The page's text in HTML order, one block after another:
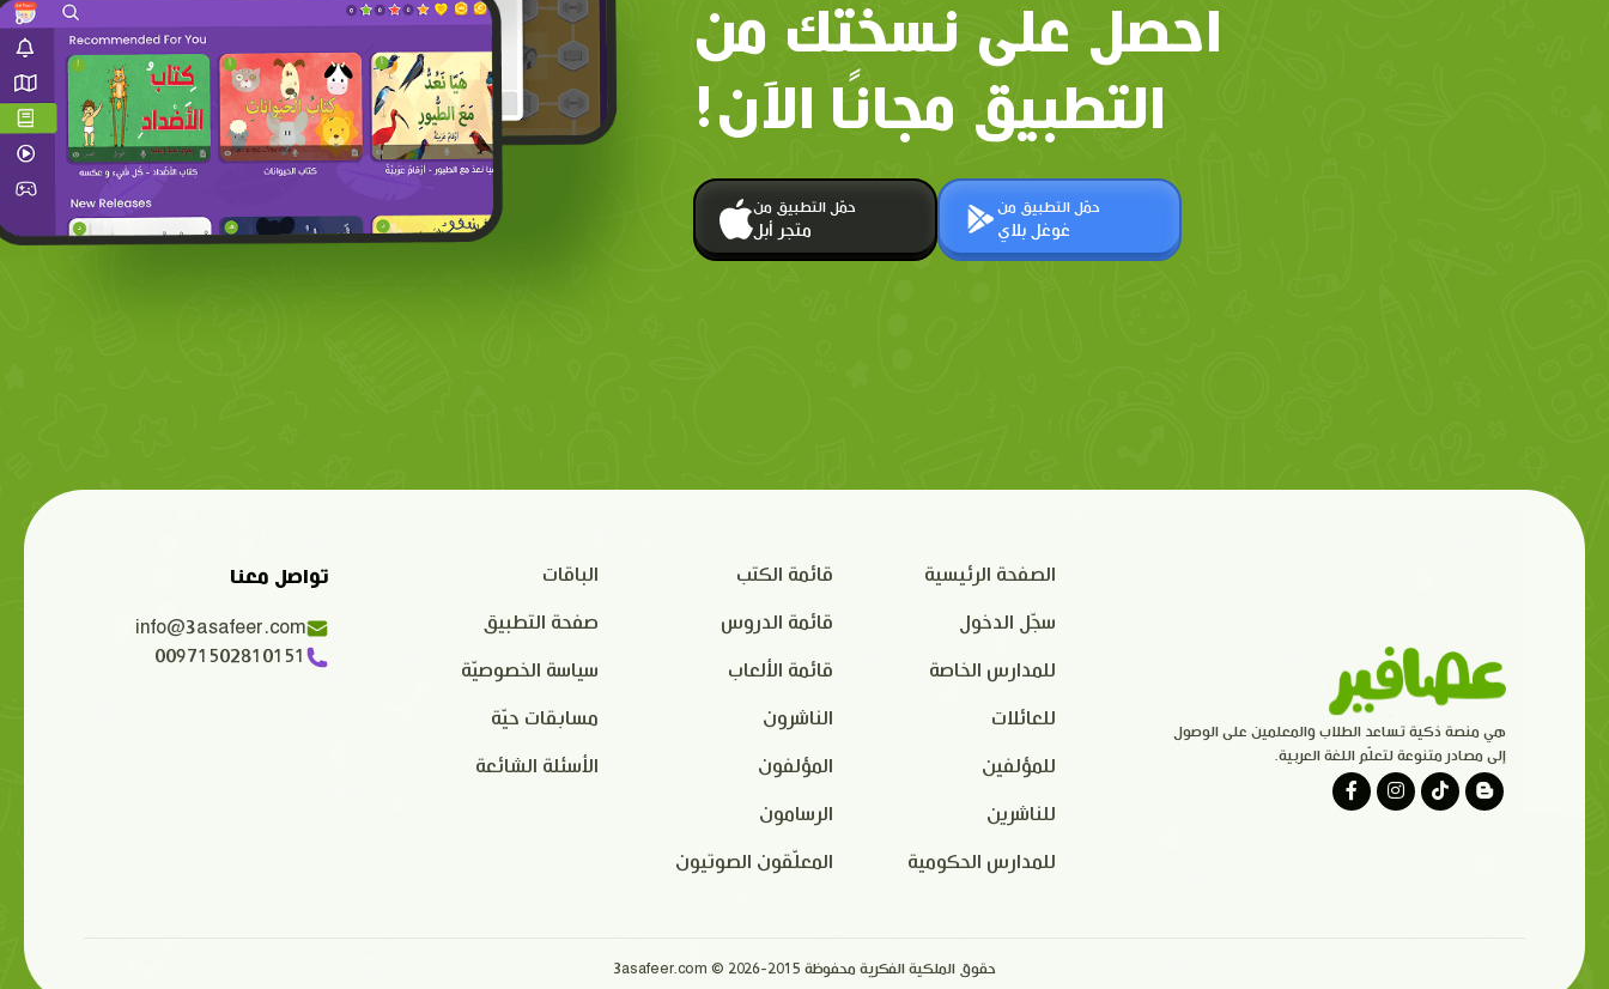
احصل على نسختك من
التطبيق مجانًا الآن!
حمّل التطبيق من
متجر أبل
حمّل التطبيق من
غوغل بلاي
هي منصة ذكية تساعد الطلاب والمعلمين على الوصول
إلى مصادر متنوعة لتعلّم اللغة العربية.
الصفحة الرئيسية
سجّل الدخول
للمدارس الخاصة
للعائلات
للمؤلفين
للناشرين
للمدارس الحكومية
قائمة الكتب
قائمة الدروس
قائمة الألعاب
الناشرون
المؤلفون
الرسامون
المعلّقون الصوتيون
الباقات
صفحة التطبيق
سياسة الخصوصيّة
مسابقات حيّة
الأسئلة الشائعة
تواصل معنا
info@3asafeer.com
00971502810151
حقوق الملكية الفكرية محفوظة 2015-2026 © 3asafeer.com